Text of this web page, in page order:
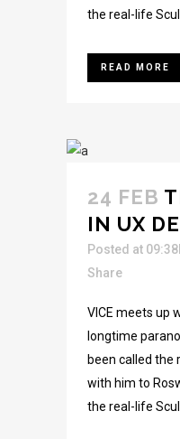
the real-life
READ MORE
24 FEB
IN UX
Posted at
Share
VICE meets up
longtime
been called the
with him to
the real-life